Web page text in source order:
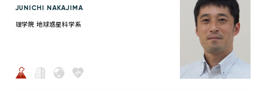
JUNICHI NAKAJIMA
理学院 地球惑星科学系